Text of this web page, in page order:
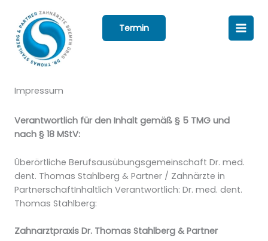
Inhalt
springen
Termin
Impressum
Verantwortlich für den Inhalt gemäß § 5 TMG und
nach § 18 MStV:
Überörtliche Berufsausübungsgemeinschaft Dr. med.
dent. Thomas Stahlberg & Partner / Zahnärzte in
PartnerschaftInhaltlich Verantwortlich: Dr. med. dent.
Thomas Stahlberg:
Zahnarztpraxis Dr. Thomas Stahlberg & Partner